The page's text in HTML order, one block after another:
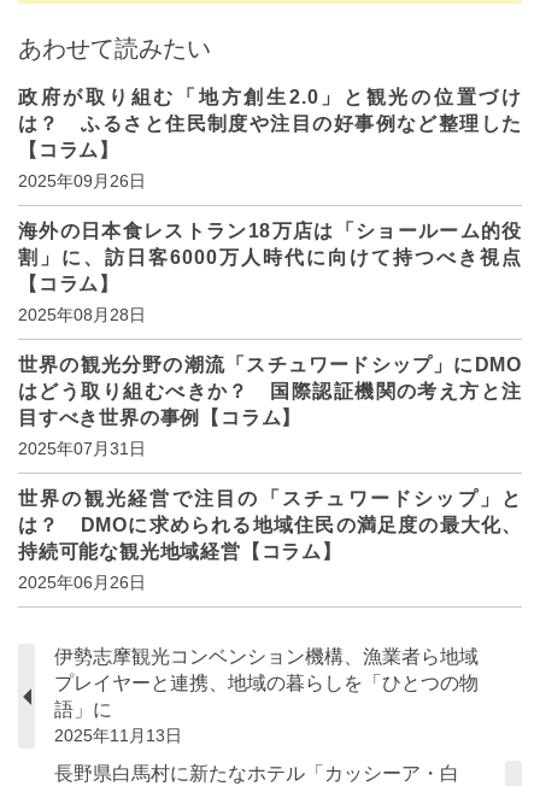
あわせて読みたい
政府が取り組む「地方創生2.0」と観光の位置づけ
は？ ふるさと住民制度や注目の好事例など整理した
【コラム】
2025年09月26日
海外の日本食レストラン18万店は「ショールーム的役
割」に、訪日客6000万人時代に向けて持つべき視点
【コラム】
2025年08月28日
世界の観光分野の潮流「スチュワードシップ」にDMO
はどう取り組むべきか？ 国際認証機関の考え方と注
目すべき世界の事例【コラム】
2025年07月31日
世界の観光経営で注目の「スチュワードシップ」と
は？ DMOに求められる地域住民の満足度の最大化、
持続可能な観光地域経営【コラム】
2025年06月26日
伊勢志摩観光コンベンション機構、漁業者ら地域
プレイヤーと連携、地域の暮らしを「ひとつの物
語」に
2025年11月13日
長野県白馬村に新たなホテル「カッシーア・白